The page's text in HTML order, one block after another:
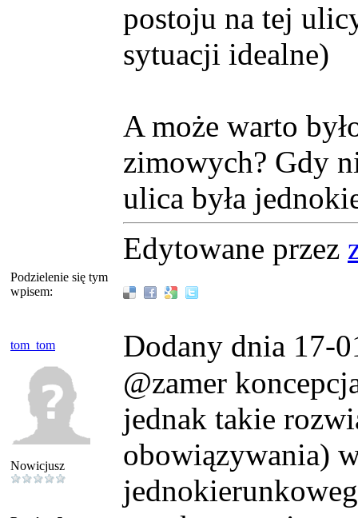
postoju na tej
sytuacji idealne)
A może warto
zimowych? Gdy
ulica była
Edytowane przez
Podzielenie się tym
wpisem:
tom_tom Dodany dnia 17-
Nowicjusz
@zamer
jednak takie
obowiązywania)